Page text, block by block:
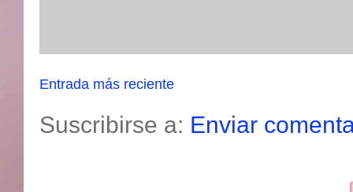
Entrada más reciente
Suscribirse a: Enviar